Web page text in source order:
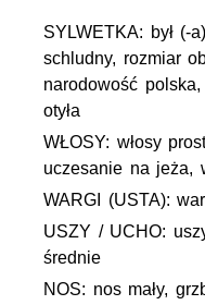
SYLWETKA: był (-
schludny, rozmiar
narodowość
otyła
WŁOSY: włosy
uczesanie na jeża,
WARGI (USTA):
USZY / UCHO:
średnie
NOS: nos mały,